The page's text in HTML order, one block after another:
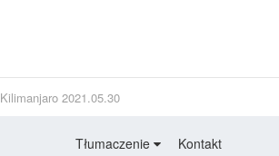
Kilimanjaro 2021.05.30
Tłumaczenie Kontakt